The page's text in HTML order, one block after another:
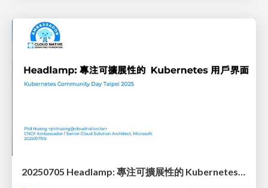
20250705 Headlamp: 專注可擴展性的 Kubernetes 用戶界面